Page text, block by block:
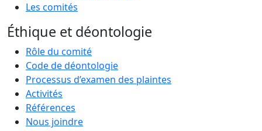
Les comités
Éthique et déontologie
Rôle du comité
Code de déontologie
Processus d’examen des plaintes
Activités
Références
Nous joindre